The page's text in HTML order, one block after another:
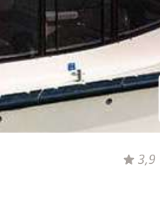
3,9